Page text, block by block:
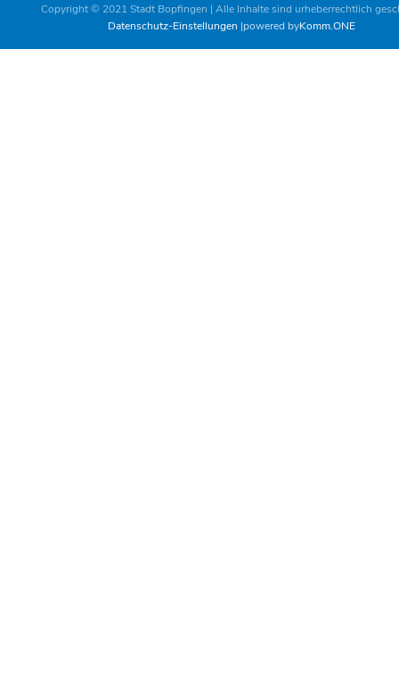
Copyright © 2021 Stadt Bopfingen | Alle Inhalte sind urheberrechtlich
Datenschutz-Einstellungen powered byKomm.ONE